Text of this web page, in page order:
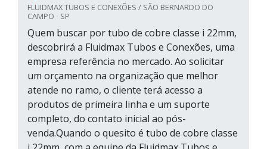
FLUIDMAX TUBOS E CONEXÕES / SÃO BERNARDO DO
CAMPO - SP
Quem buscar por tubo de cobre classe i 22mm,
descobrirá a Fluidmax Tubos e Conexões, uma
empresa referência no mercado. Ao solicitar
um orçamento na organização que melhor
atende no ramo, o cliente terá acesso a
produtos de primeira linha e um suporte
completo, do contato inicial ao pós-
venda.Quando o quesito é tubo de cobre classe